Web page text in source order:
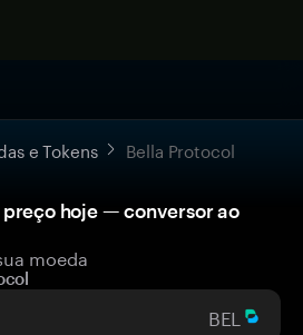
e Tokens Bella Protocol
preço hoje — conversor ao
moeda
BEL